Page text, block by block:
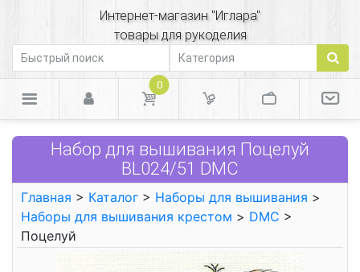
Интернет-магазин "Иглара"
товары для рукоделия
0
Набор для вышивания Поцелуй
BL024/51 DMC
Главная > Каталог > Наборы для вышивания >
Наборы для вышивания крестом > DMC >
Поцелуй